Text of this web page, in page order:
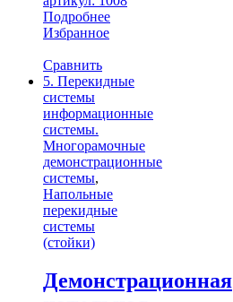
Подробнее
Избранное
Сравнить
5. Перекидные
системы
информационные
системы.
Многорамочные
демонстрационные
системы,
Напольные
перекидные
системы
(стойки)
Демонстрационная